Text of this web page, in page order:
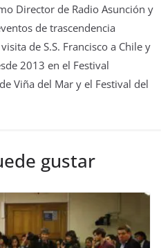
Director de Radio Asunción y
de trascendencia
de S.S. Francisco a Chile y
2013 en el Festival
Viña del Mar y el Festival del
gustar